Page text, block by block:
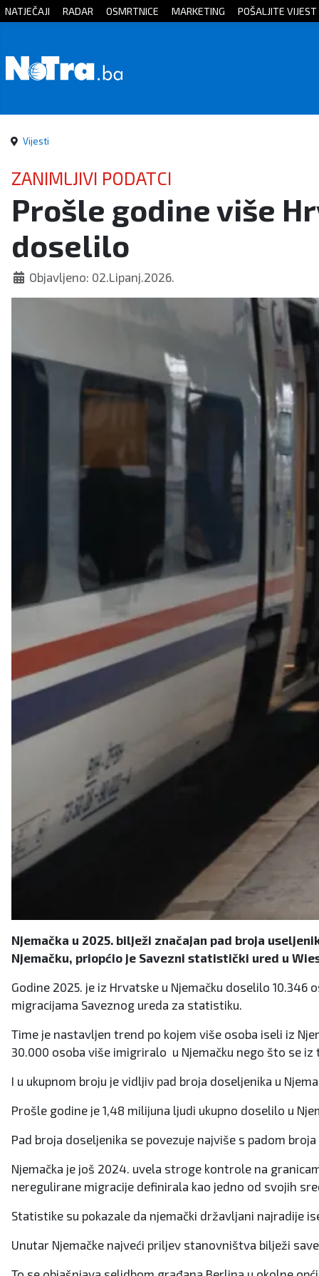
Početna
Sport
Kultura
Crna
kronika
Politika
NATJEČAJI RADAR OSMRTNICE MARKETING POŠALJITE VIJEST
Vijesti
ZANIMLJIVI PODATCI
Prošle godine više
doselilo
Objavljeno: 02.Lipanj.2026.
Njemačka u 2025. bilježi značajan pad broja
Njemačku, priopćio je Savezni statistički ured u
Godine 2025. je iz Hrvatske u Njemačku doselilo
migracijama Saveznog ureda za statistiku.
Time je nastavljen trend po kojem više osoba iseli iz
30.000 osoba više imigriralo u Njemačku nego što se iz
I u ukupnom broju je vidljiv pad broja doseljenika u
Prošle godine je 1,48 milijuna ljudi ukupno doselilo u
Pad broja doseljenika se povezuje najviše s padom
Njemačka je još 2024. uvela stroge kontrole na
neregulirane migracije definirala kao jedno od svojih
Statistike su pokazale da njemački državljani najradije
Unutar Njemačke najveći priljev stanovništva bilježi